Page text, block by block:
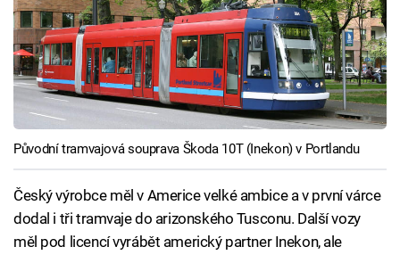
Původní tramvajová souprava Škoda 10T (Inekon) v Portlandu
Český výrobce měl v Americe velké ambice a v první várce
dodal i tři tramvaje do arizonského Tusconu. Další vozy
měl pod licencí vyrábět americký partner Inekon, ale